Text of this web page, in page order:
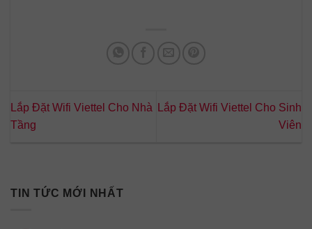
Lắp Đặt Wifi Viettel Cho Nhà
Tầng
Lắp Đặt Wifi Viettel Cho Sinh
Viên
TIN TỨC MỚI NHẤT